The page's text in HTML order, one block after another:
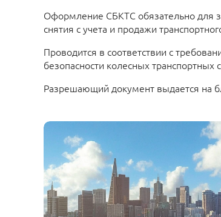
Оформление СБКТС обязательно для
снятия с учета и продажи
Проводится в соответствии с
безопасности колесных транспортных
Разрешающий документ выдается на